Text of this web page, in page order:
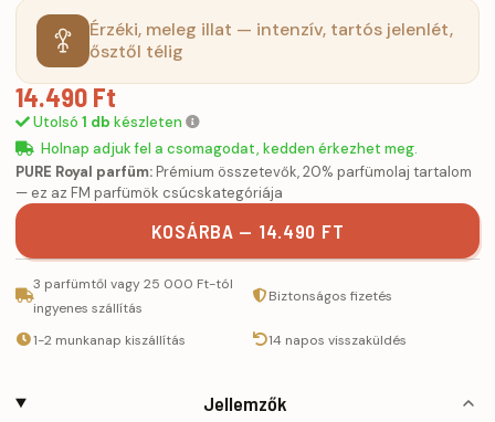
Érzéki, meleg illat — intenzív, tartós jelenlét,
ősztől télig
14.490 Ft
Utolsó 1 db készleten
Holnap adjuk fel a csomagodat, kedden érkezhet meg.
PURE Royal parfüm:Prémium összetevők, 20% parfümolaj tartalom
— ez az FM parfümök csúcskategóriája
KOSÁRBA — 14.490 FT
3 parfümtől vagy 25 000 Ft-tól
ingyenes szállítás
Biztonságos fizetés
1-2 munkanap kiszállítás 14 napos visszaküldés
Jellemzők